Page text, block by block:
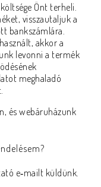
Önt terheli.
visszautaljuk a
bankszámlára.
akkor a
levonni a termék
meghaladó
és webáruházunk
e‑mailt küldünk.